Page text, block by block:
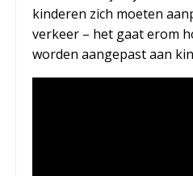
kinderen zich moeten
verkeer – het gaat erom
worden aangepast aan